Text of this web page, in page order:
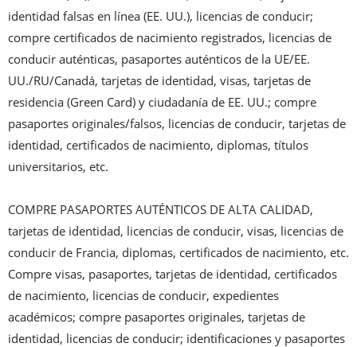
identidad falsas en línea (EE. UU.), licencias de conducir;
compre certificados de nacimiento registrados, licencias de
conducir auténticas, pasaportes auténticos de la UE/EE.
UU./RU/Canadá, tarjetas de identidad, visas, tarjetas de
residencia (Green Card) y ciudadanía de EE. UU.; compre
pasaportes originales/falsos, licencias de conducir, tarjetas de
identidad, certificados de nacimiento, diplomas, títulos
universitarios, etc.
COMPRE PASAPORTES AUTÉNTICOS DE ALTA CALIDAD,
tarjetas de identidad, licencias de conducir, visas, licencias de
conducir de Francia, diplomas, certificados de nacimiento, etc.
Compre visas, pasaportes, tarjetas de identidad, certificados
de nacimiento, licencias de conducir, expedientes
académicos; compre pasaportes originales, tarjetas de
identidad, licencias de conducir; identificaciones y pasaportes